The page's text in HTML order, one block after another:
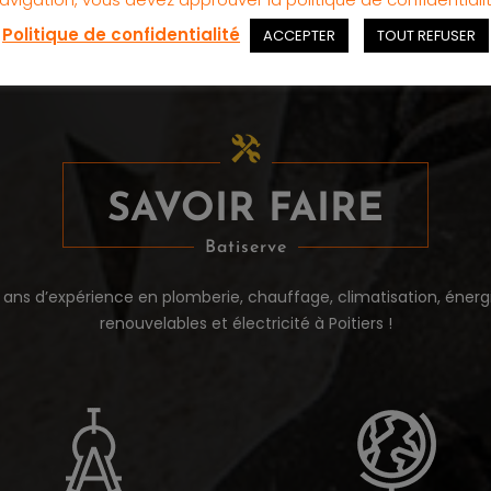
SAVOIR FAIRE
Batiserve
ans d’expérience en plomberie, chauffage, climatisation,
renouvelables et électricité à Poitiers !
Politique de confidentialité
ACCEPTER TOUT REFUSER